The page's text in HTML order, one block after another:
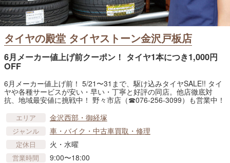
タイヤの殿堂 タイヤストーン金沢戸板店
6月メーカー値上げ前クーポン！ タイヤ1本につき1,000円
OFF
6月メーカー値上げ前！ 5/21〜31まで、駆け込みタイヤSALE!! タイ
ヤや各種サービスが安い・早い・丁寧と好評の同店。他店徹底対
抗、地域最安値に挑戦中！ 野々市店（☎076-256-3099）も営業中！
エリア 金沢西部・御経塚
ジャンル 車​・バイク・中古車買取・修理
定休日 火・水曜
営業時間 9:00〜18:00